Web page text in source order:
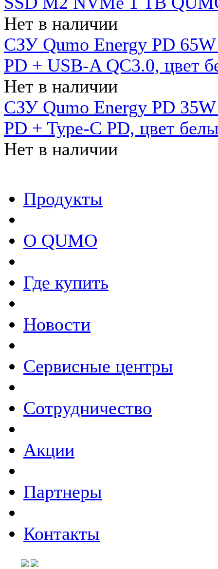
Нет в наличии
СЗУ Qumo Energy PD
PD + USB-A QC3.0, цвет
Нет в наличии
СЗУ Qumo Energy PD
PD + Type-C PD, цвет
Нет в наличии
Продукты
О QUMO
Где купить
Новости
Сервисные центры
Сотрудничество
Акции
Партнеры
Контакты